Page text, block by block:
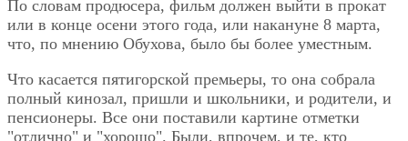
По словам продюсера, фильм должен выйти в прокат
или в конце осени этого года, или накануне 8 марта,
что, по мнению Обухова, было бы более уместным.
Что касается пятигорской премьеры, то она собрала
полный кинозал, пришли и школьники, и родители, и
пенсионеры. Все они поставили картине отметки
"отлично" и "хорошо". Были, впрочем, и те, кто